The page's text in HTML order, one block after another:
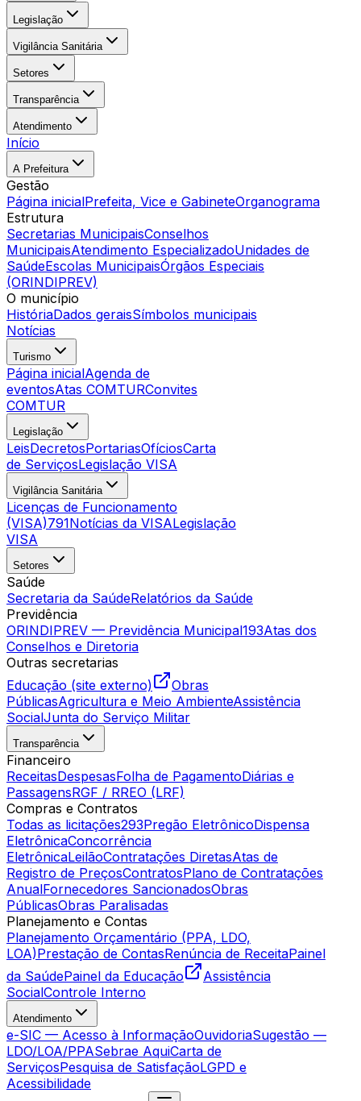
Legislação
Vigilância Sanitária
Setores
Transparência
Atendimento
Início
A Prefeitura
Gestão
Página inicialPrefeita, Vice e GabineteOrganograma
Estrutura
Secretarias MunicipaisConselhos
MunicipaisAtendimento EspecializadoUnidades de
SaúdeEscolas MunicipaisÓrgãos Especiais
(ORINDIPREV)
O município
HistóriaDados geraisSímbolos municipais
Notícias
Turismo
Página inicialAgenda de
eventosAtas COMTURConvites
COMTUR
Legislação
LeisDecretosPortariasOfíciosCarta
de ServiçosLegislação VISA
Vigilância Sanitária
Licenças de Funcionamento
(VISA)791Notícias da VISALegislação
VISA
Setores
Saúde
Secretaria da SaúdeRelatórios da Saúde
Previdência
ORINDIPREV — Previdência Municipal193Atas dos
Conselhos e Diretoria
Outras secretarias
Educação (site externo)
Obras
PúblicasAgricultura e Meio AmbienteAssistência
SocialJunta do Serviço Militar
Transparência
Financeiro
ReceitasDespesasFolha de PagamentoDiárias e
PassagensRGF / RREO (LRF)
Compras e Contratos
Todas as licitações293Pregão EletrônicoDispensa
EletrônicaConcorrência
EletrônicaLeilãoContratações DiretasAtas de
Registro de PreçosContratosPlano de Contratações
AnualFornecedores SancionadosObras
PúblicasObras Paralisadas
Planejamento e Contas
Planejamento Orçamentário (PPA, LDO,
LOA)Prestação de ContasRenúncia de ReceitaPainel
da SaúdePainel da Educação
Assistência
SocialControle Interno
Atendimento
e-SIC — Acesso à InformaçãoOuvidoriaSugestão —
LDO/LOA/PPASebrae AquiCarta de
ServiçosPesquisa de SatisfaçãoLGPD e
Acessibilidade